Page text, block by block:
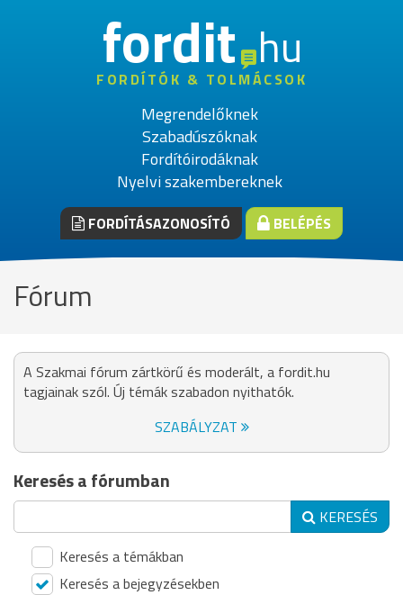
fordithu
FORDÍTÓK & TOLMÁCSOK
Megrendelőknek
Szabadúszóknak
Fordítóirodáknak
Nyelvi szakembereknek
FORDÍTÁSAZONOSÍTÓ BELÉPÉS
Fórum
A Szakmai fórum zártkörű és moderált, a fordit.hu
tagjainak szól. Új témák szabadon nyithatók.
SZABÁLYZAT
Keresés a fórumban
KERESÉS
Keresés a témákban
Keresés a bejegyzésekben